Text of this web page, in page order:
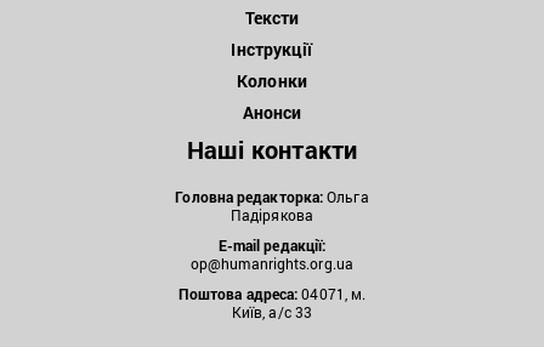
Тексти
Інструкції
Колонки
Анонси
Наші контакти
Головна редакторка:Ольга
Падірякова
E-mail редакції:
op@humanrights.org.ua
Поштова адреса:04071, м.
Київ, а/с 33